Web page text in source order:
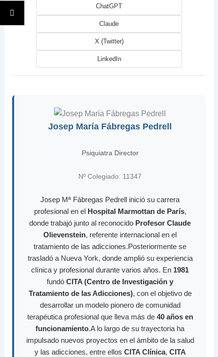
ChatGPT
Claude
X (Twitter)
LinkedIn
Josep María Fábregas Pedrell
Psiquiatra Director
Nº Colegiado: 11347
Josep Mª Fàbregas Pedrell inició su carrera
profesional en el Hospital Marmottan de París,
donde trabajó junto al reconocido Profesor Claude
Olievenstein, referente internacional en el
tratamiento de las adicciones.Posteriormente se
trasladó a Nueva York, donde amplió su experiencia
clínica y profesional durante varios años. En 1981
fundó CITA (Centro de Investigación y
Tratamiento de las Adicciones), con el objetivo de
desarrollar un modelo pionero de comunidad
terapéutica profesional que lleva más de 40 años en
funcionamiento.A lo largo de su trayectoria ha
impulsado nuevos proyectos en el ámbito de la salud
y las adicciones, entre ellos CITA Clínica, CITA